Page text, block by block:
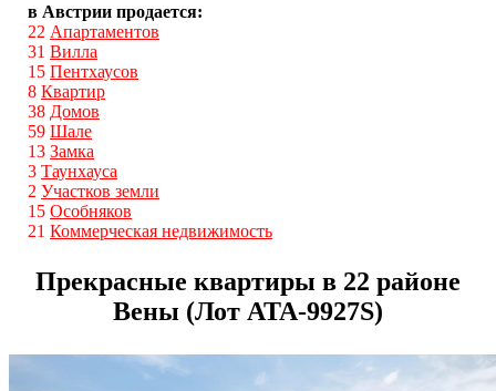
в Австрии продается:
22 Апартаментов
31 Вилла
15 Пентхаусов
8 Квартир
38 Домов
59 Шале
13 Замка
3 Таунхауса
2 Участков земли
15 Особняков
21 Коммерческая недвижимость
Прекрасные квартиры в 22 районе
Вены (Лот ATA-9927S)